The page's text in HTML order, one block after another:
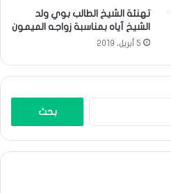
تهنئة الشيخ الطالب بوي ولد
الشيخ آياه بمناسبة زواجه الميمون
5 أبريل، 2019